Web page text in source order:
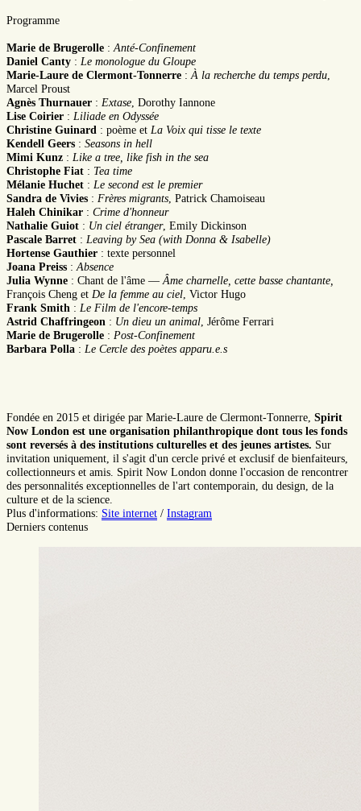
Programme
Marie de Brugerolle : Anté-Confinement
Daniel Canty : Le monologue du Gloupe
Marie-Laure de Clermont-Tonnerre : À la recherche du temps perdu
Marcel Proust
Agnès Thurnauer : Extase , Dorothy Iannone
Lise Coirier : Liliade en Odyssée
Christine Guinard : poème et La Voix qui tisse le texte
Kendell Geers : Seasons in hell
Mimi Kunz : Like a tree, like fish in the sea
Christophe Fiat : Tea time
Mélanie Huchet : Le second est le premier
Sandra de Vivies : Frères migrants , Patrick Chamoiseau
Haleh Chinikar : Crime d'honneur
Nathalie Guiot : Un ciel étranger, Emily Dickinson
Pascale Barret : Leaving by Sea (with Donna & Isabelle)
Hortense Gauthier : texte personnel
Joana Preiss : Absence
Julia Wynne : Chant de l'âme — Âme charnelle, cette basse chantante,
François Cheng et De la femme au ciel , Victor Hugo
Frank Smith : Le Film de l'encore-temps
Astrid Chaffringeon : Un dieu un animal , Jérôme Ferrari
Marie de Brugerolle : Post-Confinement
Barbara Polla : Le Cercle des poètes apparu.e.s
Fondée en 2015 et dirigée par Marie-Laure de Clermont-Tonnerre, Spirit
Now London est une organisation philanthropique dont tous les fonds
sont reversés à des institutions culturelles et des jeunes artistes. Sur
invitation uniquement, il s'agit d'un cercle privé et exclusif de bienfaiteurs,
collectionneurs et amis. Spirit Now London donne l'occasion de rencontrer
des personnalités exceptionnelles de l'art contemporain, du design, de la
culture et de la science.
Plus d'informations: Site internet / Instagram
Derniers contenus